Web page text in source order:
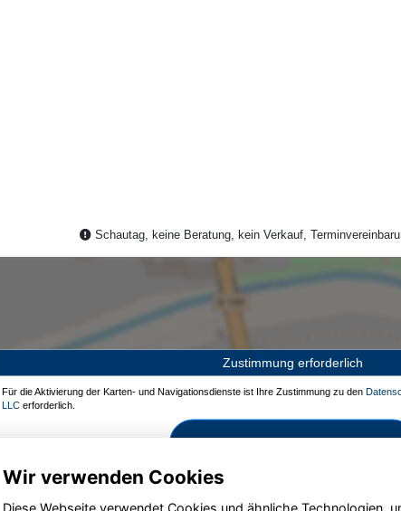
Schautag, keine Beratung, kein Verkauf,
Zustimmung erforderlich
Für die Aktivierung der Karten- und Navigationsdienste ist Ihre Zustimmung zu den
LLC erforderlich.
Zustimmen und aktivieren
Wir verwenden Cookies